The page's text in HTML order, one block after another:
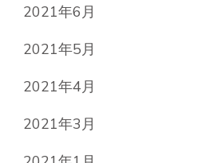
2021年6月
2021年5月
2021年4月
2021年3月